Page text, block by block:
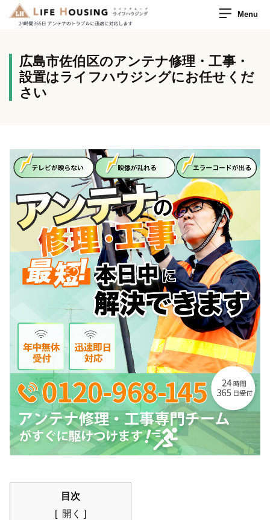
Menu
広島市佐伯区のアンテナ修理・工事・
設置はライフハウジングにお任せくだ
さい
目次
開く